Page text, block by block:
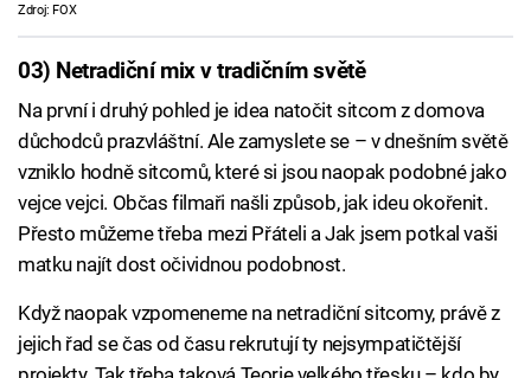
Zdroj: FOX
03) Netradiční mix v tradičním světě
Na první i druhý pohled je idea natočit sitcom z domova
důchodců prazvláštní. Ale zamyslete se – v dnešním světě
vzniklo hodně sitcomů, které si jsou naopak podobné jako
vejce vejci. Občas filmaři našli způsob, jak ideu okořenit.
Přesto můžeme třeba mezi Přáteli a Jak jsem potkal vaši
matku najít dost očividnou podobnost.
Když naopak vzpomeneme na netradiční sitcomy, právě z
jejich řad se čas od času rekrutují ty nejsympatičtější